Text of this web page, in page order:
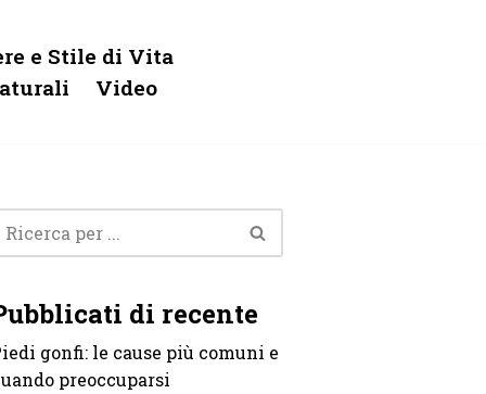
e Stile di Vita
Video
di recente
gonfi: le cause più comuni e
preoccuparsi